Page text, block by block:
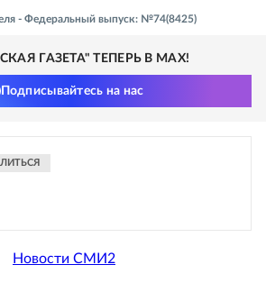
- Федеральный выпуск: №74(8425)
ГАЗЕТА" ТЕПЕРЬ В MAX!
Подписывайтесь на нас
Новости СМИ2